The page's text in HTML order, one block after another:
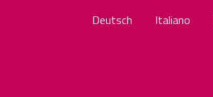
Deutsch Italiano